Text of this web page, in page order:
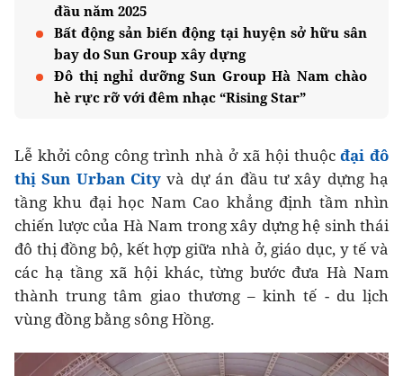
đầu năm 2025
Bất động sản biến động tại huyện sở hữu sân
bay do Sun Group xây dựng
Đô thị nghỉ dưỡng Sun Group Hà Nam chào
hè rực rỡ với đêm nhạc “Rising Star”
Lễ khởi công công trình nhà ở xã hội thuộcđại đô
thị Sun Urban City và dự án đầu tư xây dựng hạ
tầng khu đại học Nam Cao khẳng định tầm nhìn
chiến lược của Hà Nam trong xây dựng hệ sinh thái
đô thị đồng bộ, kết hợp giữa nhà ở, giáo dục, y tế và
các hạ tầng xã hội khác, từng bước đưa Hà Nam
thành trung tâm giao thương – kinh tế - du lịch
vùng đồng bằng sông Hồng.